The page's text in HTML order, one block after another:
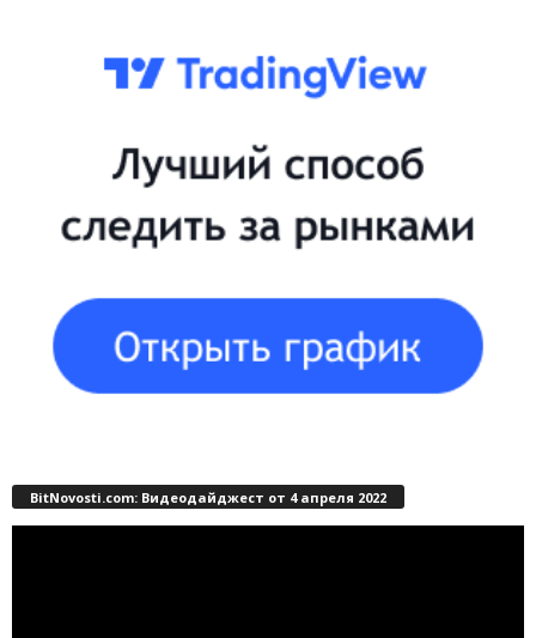
BitNovosti.com: Видеодайджест от 4 апреля 2022